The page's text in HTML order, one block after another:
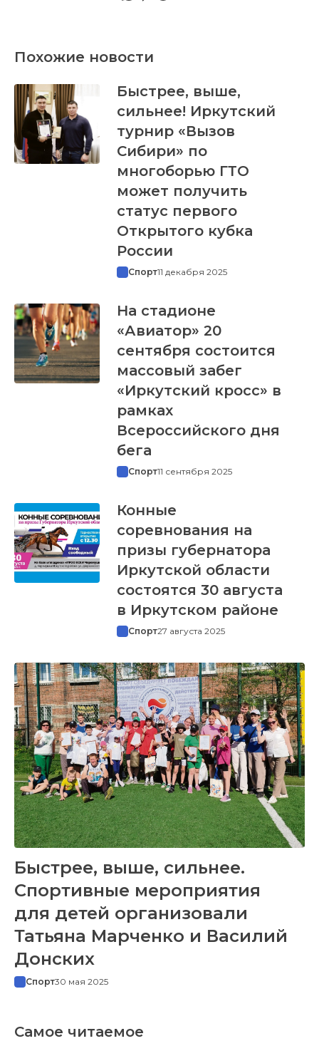
Похожие новости
Быстрее, выше,
сильнее! Иркутский
турнир «Вызов
Сибири» по
многоборью ГТО
может получить
статус первого
Открытого кубка
России
Спорт11 декабря 2025
На стадионе
«Авиатор» 20
сентября состоится
массовый забег
«Иркутский кросс» в
рамках
Всероссийского дня
бега
Спорт11 сентября 2025
Конные
соревнования на
призы губернатора
Иркутской области
состоятся 30 августа
в Иркутском районе
Спорт27 августа 2025
Быстрее, выше, сильнее.
Спортивные мероприятия
для детей организовали
Татьяна Марченко и Василий
Донских
Спорт30 мая 2025
Самое читаемое